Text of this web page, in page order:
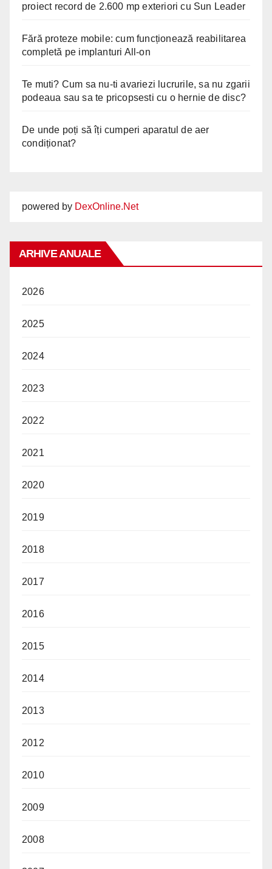
proiect record de 2.600 mp exteriori cu Sun Leader
Fără proteze mobile: cum funcționează reabilitarea
completă pe implanturi All-on
Te muti? Cum sa nu-ti avariezi lucrurile, sa nu zgarii
podeaua sau sa te pricopsesti cu o hernie de disc?
De unde poți să îți cumperi aparatul de aer
condiționat?
powered by DexOnline.Net
ARHIVE ANUALE
2026
2025
2024
2023
2022
2021
2020
2019
2018
2017
2016
2015
2014
2013
2012
2010
2009
2008